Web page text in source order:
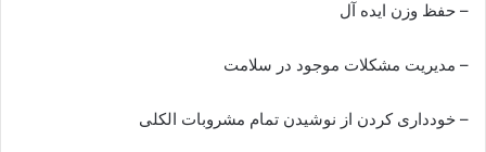
– حفظ وزن ایده آل
– مدیریت مشکلات موجود در سلامت
– خودداری کردن از نوشیدن تمام مشروبات الکلی